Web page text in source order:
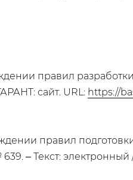
правил
сайт. URL: https://
правил
‒ Текст: электронный